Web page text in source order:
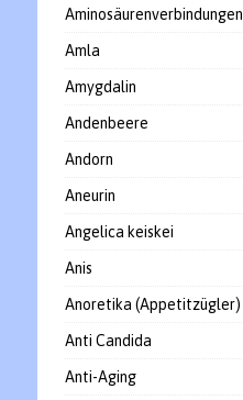
Aminosäurenverbindungen
Amla
Amygdalin
Andenbeere
Andorn
Aneurin
Angelica keiskei
Anis
Anoretika (Appetitzügler)
Anti Candida
Anti-Aging